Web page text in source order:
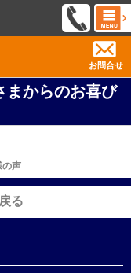
お問合せ
まからのお喜び
の声
る